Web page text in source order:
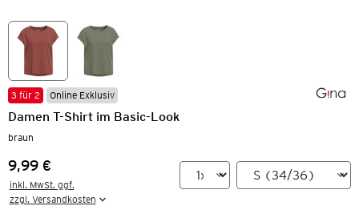
3 für 2 Online Exklusiv
Damen T-Shirt im Basic-Look
braun
Preis:
9,99 €
inkl. MwSt. ggf.
zzgl. Versandkosten